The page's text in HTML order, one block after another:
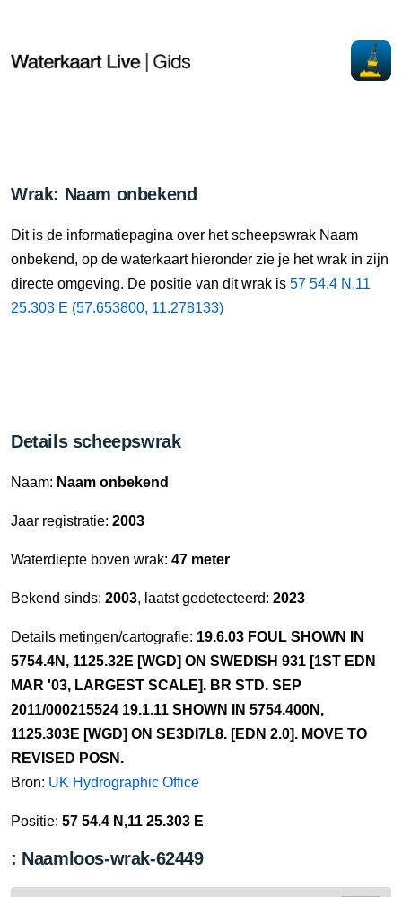
Wrak: Naam onbekend
Dit is de informatiepagina over het scheepswrak Naam
onbekend, op de waterkaart hieronder zie je het wrak in zijn
directe omgeving. De positie van dit wrak is 57 54.4 N,11
25.303 E (57.653800, 11.278133)
Details scheepswrak
Naam: Naam onbekend
Jaar registratie: 2003
Waterdiepte boven wrak: 47 meter
Bekend sinds: 2003, laatst gedetecteerd: 2023
Details metingen/cartografie: 19.6.03 FOUL SHOWN IN
5754.4N, 1125.32E [WGD] ON SWEDISH 931 [1ST EDN
MAR '03, LARGEST SCALE]. BR STD. SEP
2011/000215524 19.1.11 SHOWN IN 5754.400N,
1125.303E [WGD] ON SE3DI7L8. [EDN 2.0]. MOVE TO
REVISED POSN.
Bron: UK Hydrographic Office
Positie: 57 54.4 N,11 25.303 E
: Naamloos-wrak-62449